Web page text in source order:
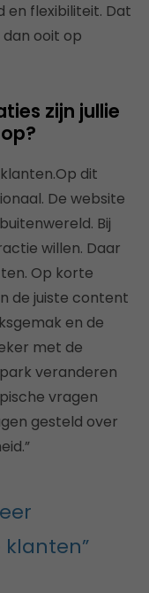
en flexibiliteit. Dat
ooit op
zijn jullie
dit
De website
Bij
willen. Daar
Op korte
de juiste content
en de
met de
veranderen
vragen
gesteld over